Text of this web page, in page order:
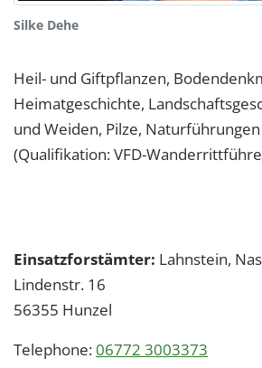
Silke Dehe
Heil- und Giftpflanzen,
Heimatgeschichte,
und Weiden, Pilze,
(Qualifikation: VFD-
Einsatzforstämter: Lahnstein,
Lindenstr. 16
56355 Hunzel
Telephone:06772 3003373